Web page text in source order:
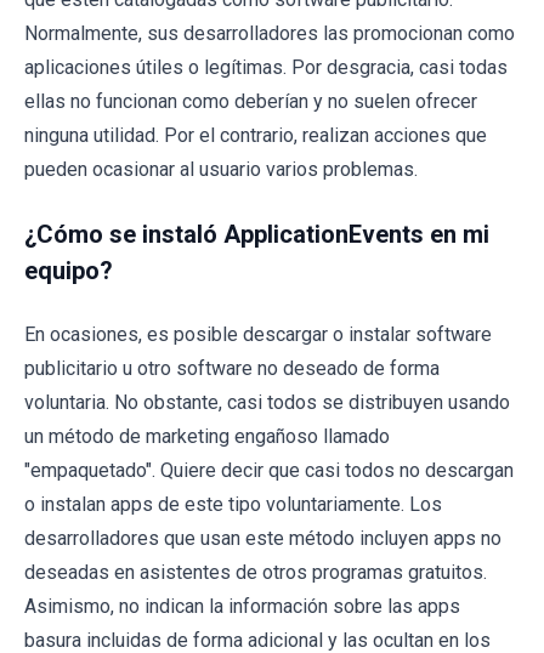
Normalmente, sus desarrolladores las promocionan como
aplicaciones útiles o legítimas. Por desgracia, casi todas
ellas no funcionan como deberían y no suelen ofrecer
ninguna utilidad. Por el contrario, realizan acciones que
pueden ocasionar al usuario varios problemas.
¿Cómo se instaló ApplicationEvents en mi
equipo?
En ocasiones, es posible descargar o instalar software
publicitario u otro software no deseado de forma
voluntaria. No obstante, casi todos se distribuyen usando
un método de marketing engañoso llamado
"empaquetado". Quiere decir que casi todos no descargan
o instalan apps de este tipo voluntariamente. Los
desarrolladores que usan este método incluyen apps no
deseadas en asistentes de otros programas gratuitos.
Asimismo, no indican la información sobre las apps
basura incluidas de forma adicional y las ocultan en los